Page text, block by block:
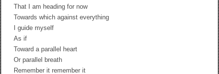
That I am heading for now
Towards which against everything
I guide myself
As if
Toward a parallel heart
Or parallel breath
Remember it remember it